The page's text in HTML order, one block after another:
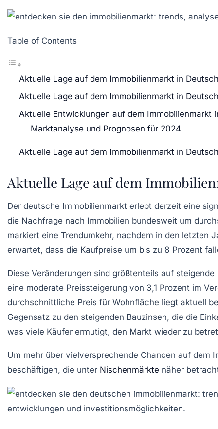
Table of Contents
Aktuelle Lage auf dem Immobilienmarkt in
Aktuelle Lage auf dem Immobilienmarkt in
Aktuelle Entwicklungen auf dem Immobilienmarkt
Marktanalyse und Prognosen für 2024
Aktuelle Lage auf dem Immobilienmarkt in
Aktuelle Lage auf dem
Der deutsche Immobilienmarkt erlebt derzeit eine
die Nachfrage nach Immobilien bundesweit um
markiert eine Trendumkehr, nachdem in den letzten
erwartet, dass die Kaufpreise um bis zu 8 Prozent
Diese Veränderungen sind größtenteils auf steigende
eine moderate Preissteigerung von 3,1 Prozent im
durchschnittliche Preis für Wohnfläche liegt aktuell
Gegensatz zu den steigenden Bauzinsen, die die
was viele Käufer ermutigt, den Markt wieder zu
Um mehr über vielversprechende Chancen auf
beschäftigen, die unter Nischenmärkte näher